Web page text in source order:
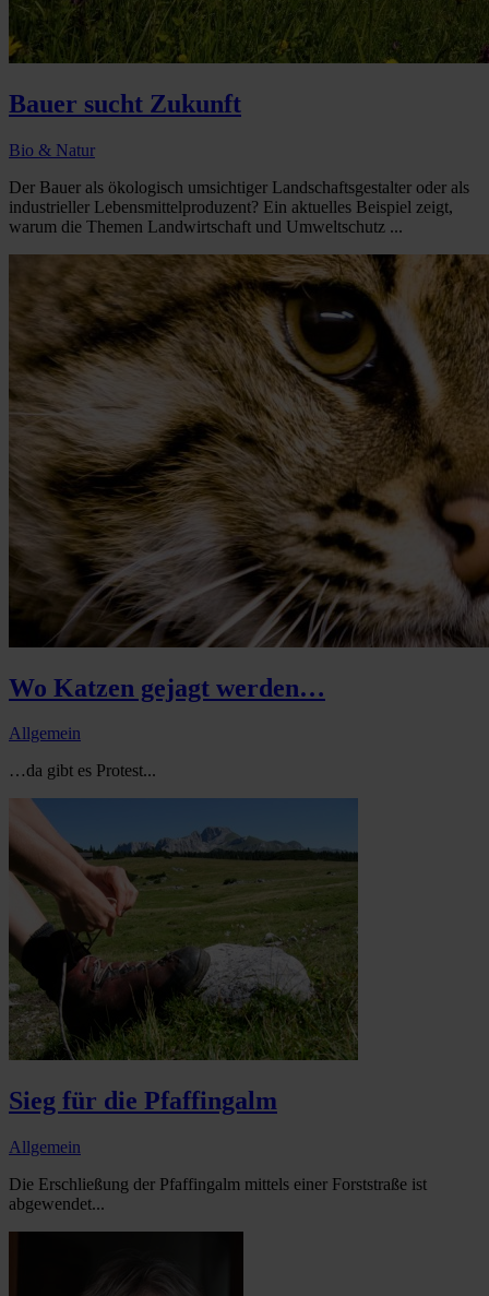
Bauer sucht Zukunft
Bio & Natur
Der Bauer als ökologisch umsichtiger Landschaftsgestalter oder als
industrieller Lebensmittelproduzent? Ein aktuelles Beispiel zeigt,
warum die Themen Landwirtschaft und Umweltschutz ...
Wo Katzen gejagt werden…
Allgemein
…da gibt es Protest...
Sieg für die Pfaffingalm
Allgemein
Die Erschließung der Pfaffingalm mittels einer Forststraße ist
abgewendet...